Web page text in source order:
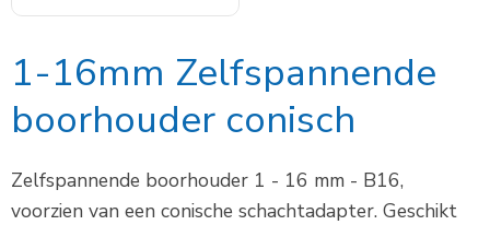
1-16mm Zelfspannende
boorhouder conisch
Zelfspannende boorhouder 1 - 16 mm - B16,
voorzien van een conische schachtadapter. Geschikt